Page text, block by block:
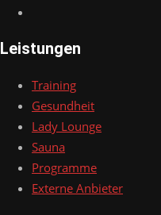
Leistungen
Training
Gesundheit
Lady Lounge
Sauna
Programme
Externe Anbieter